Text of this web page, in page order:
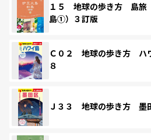
１５ 地球の歩き方 島
島①）３訂版
Ｃ０２ 地球の歩き方 ハ
８
Ｊ３３ 地球の歩き方 墨